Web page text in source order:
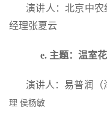
演讲人：北京中
经理张夏云
e. 主题： 温室
演讲人：易普润（
理 侯杨敏